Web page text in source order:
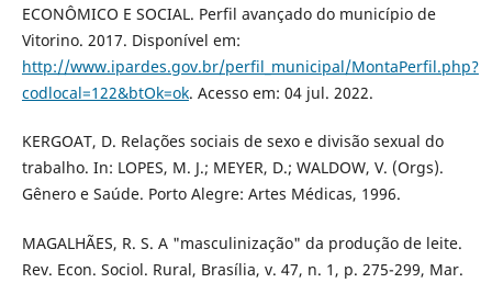
ECONÔMICO E SOCIAL. Perfil avançado do município de
Vitorino. 2017. Disponível em:
http://www.ipardes.gov.br/perfil_municipal/MontaPerfil.php?
codlocal=122&btOk=ok. Acesso em: 04 jul. 2022.
KERGOAT, D. Relações sociais de sexo e divisão sexual do
trabalho. In: LOPES, M. J.; MEYER, D.; WALDOW, V. (Orgs).
Gênero e Saúde. Porto Alegre: Artes Médicas, 1996.
MAGALHÃES, R. S. A "masculinização" da produção de leite.
Rev. Econ. Sociol. Rural, Brasília, v. 47, n. 1, p. 275-299, Mar.